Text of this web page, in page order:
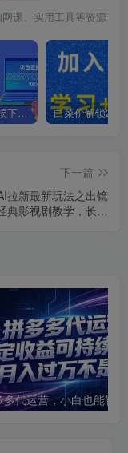
课、实用工具等资源
全网VIP课程 无损下载~.~
下一篇
拉新最新玩法之出镜
典影视剧教学，长期